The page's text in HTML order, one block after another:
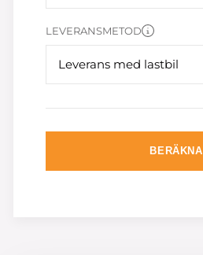
LEVERANSMETOD
Leverans med lastbil
BERÄKNA